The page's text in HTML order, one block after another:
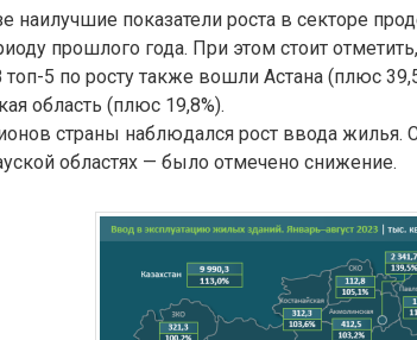
наилучшие показатели роста в секторе
прошлого года. При этом стоит
5 по росту также вошли Астана (плюс
область (плюс 19,8%).
страны наблюдался рост ввода жилья.
областях — было отмечено снижение.